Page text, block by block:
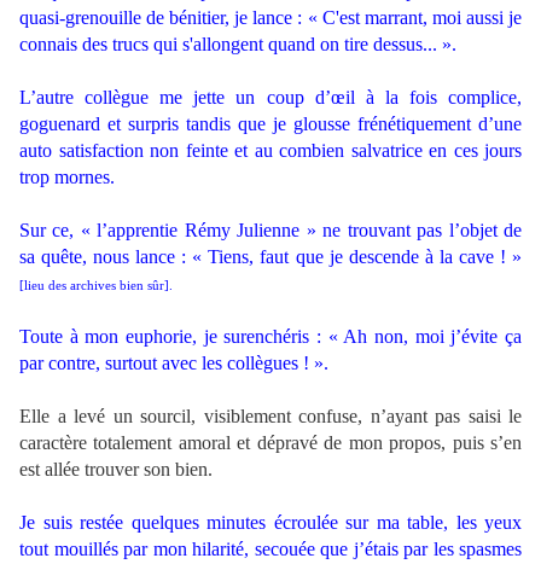
quasi-grenouille de bénitier, je lance : « C'est marrant, moi aussi je
connais des trucs qui s'allongent quand on tire dessus... ».
L’autre collègue me jette un coup d’œil à la fois complice,
goguenard et surpris tandis que je glousse frénétiquement d’une
auto satisfaction non feinte et au combien salvatrice en ces jours
trop mornes.
Sur ce, « l’apprentie Rémy Julienne » ne trouvant pas l’objet de
sa quête, nous lance : « Tiens, faut que je descende à la cave ! »
[lieu des archives bien sûr].
Toute à mon euphorie, je surenchéris : « Ah non, moi j’évite ça
par contre, surtout avec les collègues ! ».
Elle a levé un sourcil, visiblement confuse, n’ayant pas saisi le
caractère totalement amoral et dépravé de mon propos, puis s’en
est allée trouver son bien.
Je suis restée quelques minutes écroulée sur ma table, les yeux
tout mouillés par mon hilarité, secouée que j’étais par les spasmes